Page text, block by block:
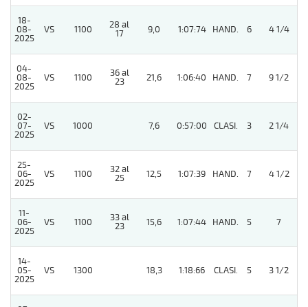
18-
08-
2025
VS 1100
28 al
17
9,0 1:07:74 HAND. 6 4 1/4
04-
08-
2025
VS 1100
36 al
23
21,6 1:06:40 HAND. 7 9 1/2
02-
07-
2025
VS 1000 7,6 0:57:00 CLASI. 3 2 1/4
25-
06-
2025
VS 1100
32 al
25
12,5 1:07:39 HAND. 7 4 1/2
11-
06-
2025
VS 1100
33 al
23
15,6 1:07:44 HAND. 5 7
14-
05-
2025
VS 1300 18,3 1:18:66 CLASI. 5 3 1/2